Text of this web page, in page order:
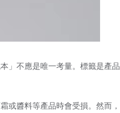
」不應是唯一考量。標籤是產品
或醬料等產品時會受損。然而，